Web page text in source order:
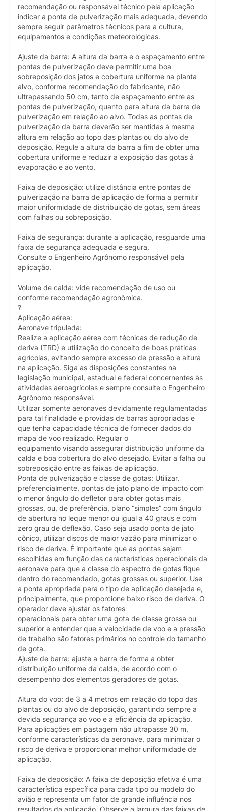
recomendação ou responsável técnico pela aplicação
indicar a ponta de pulverização mais adequada, devendo
sempre seguir parâmetros técnicos para a cultura,
equipamentos e condições meteorológicas.
Ajuste da barra: A altura da barra e o espaçamento entre
pontas de pulverização deve permitir uma boa
sobreposição dos jatos e cobertura uniforme na planta
alvo, conforme recomendação do fabricante, não
ultrapassando 50 cm, tanto de espaçamento entre as
pontas de pulverização, quanto para altura da barra de
pulverização em relação ao alvo. Todas as pontas de
pulverização da barra deverão ser mantidas à mesma
altura em relação ao topo das plantas ou do alvo de
deposição. Regule a altura da barra a fim de obter uma
cobertura uniforme e reduzir a exposição das gotas à
evaporação e ao vento.
Faixa de deposição: utilize distância entre pontas de
pulverização na barra de aplicação de forma a permitir
maior uniformidade de distribuição de gotas, sem áreas
com falhas ou sobreposição.
Faixa de segurança: durante a aplicação, resguarde uma
faixa de segurança adequada e segura.
Consulte o Engenheiro Agrônomo responsável pela
aplicação.
Volume de calda: vide recomendação de uso ou
conforme recomendação agronômica.
?
Aplicação aérea:
Aeronave tripulada:
Realize a aplicação aérea com técnicas de redução de
deriva (TRD) e utilização do conceito de boas práticas
agrícolas, evitando sempre excesso de pressão e altura
na aplicação. Siga as disposições constantes na
legislação municipal, estadual e federal concernentes às
atividades aeroagrícolas e sempre consulte o Engenheiro
Agrônomo responsável.
Utilizar somente aeronaves devidamente regulamentadas
para tal finalidade e providas de barras apropriadas e
que tenha capacidade técnica de fornecer dados do
mapa de voo realizado. Regular o
equipamento visando assegurar distribuição uniforme da
calda e boa cobertura do alvo desejado. Evitar a falha ou
sobreposição entre as faixas de aplicação.
Ponta de pulverização e classe de gotas: Utilizar,
preferencialmente, pontas de jato plano de impacto com
o menor ângulo do defletor para obter gotas mais
grossas, ou, de preferência, plano “simples” com ângulo
de abertura no leque menor ou igual a 40 graus e com
zero grau de deflexão. Caso seja usado ponta de jato
cônico, utilizar discos de maior vazão para minimizar o
risco de deriva. É importante que as pontas sejam
escolhidas em função das características operacionais da
aeronave para que a classe do espectro de gotas fique
dentro do recomendado, gotas grossas ou superior. Use
a ponta apropriada para o tipo de aplicação desejada e,
principalmente, que proporcione baixo risco de deriva. O
operador deve ajustar os fatores
operacionais para obter uma gota de classe grossa ou
superior e entender que a velocidade de voo e a pressão
de trabalho são fatores primários no controle do tamanho
de gota.
Ajuste de barra: ajuste a barra de forma a obter
distribuição uniforme da calda, de acordo com o
desempenho dos elementos geradores de gotas.
Altura do voo: de 3 a 4 metros em relação do topo das
plantas ou do alvo de deposição, garantindo sempre a
devida segurança ao voo e a eficiência da aplicação.
Para aplicações em pastagem não ultrapasse 30 m,
conforme características da aeronave, para minimizar o
risco de deriva e proporcionar melhor uniformidade de
aplicação.
Faixa de deposição: A faixa de deposição efetiva é uma
característica específica para cada tipo ou modelo do
avião e representa um fator de grande influência nos